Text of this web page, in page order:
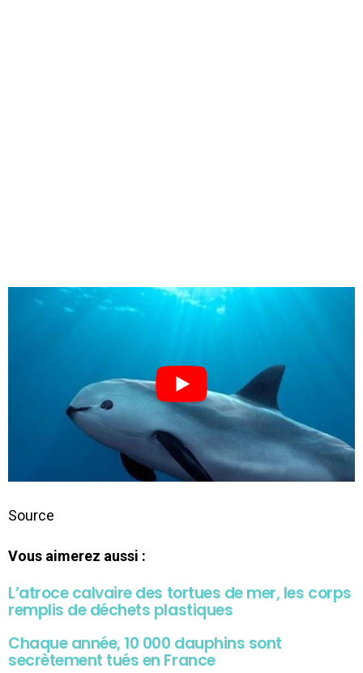
Source
Vous aimerez aussi :
L’atroce calvaire des tortues de mer, les corps
remplis de déchets plastiques
Chaque année, 10 000 dauphins sont
secrètement tués en France